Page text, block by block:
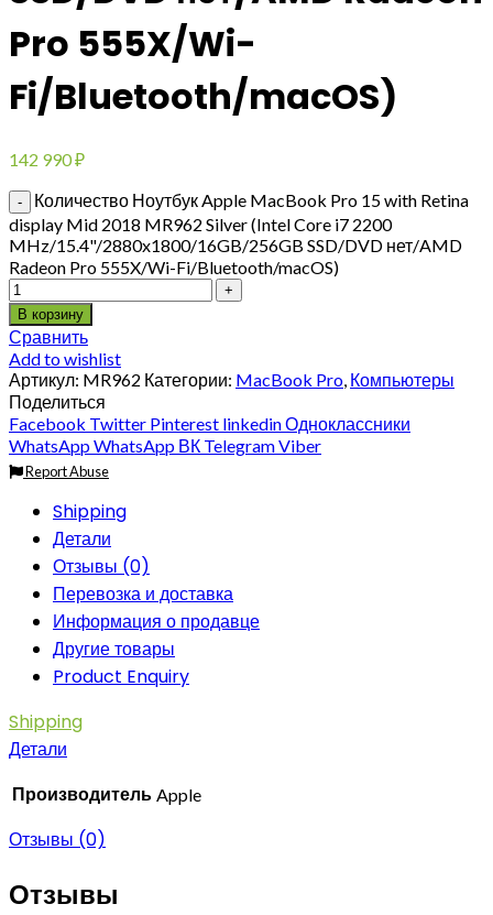
Pro 555X/Wi-
Fi/Bluetooth/macOS)
142 990₽
Количество Ноутбук Apple MacBook Pro 15 with Retina
display Mid 2018 MR962 Silver (Intel Core i7 2200
MHz/15.4"/2880x1800/16GB/256GB SSD/DVD нет/AMD
Radeon Pro 555X/Wi-Fi/Bluetooth/macOS)
В корзину
Сравнить
Add to wishlist
Артикул: MR962 Категории: MacBook Pro, Компьютеры
Поделиться
Facebook Twitter Pinterest linkedinОдноклассники
WhatsAppWhatsApp ВК TelegramViber
Report Abuse
Shipping
Детали
Отзывы (0)
Перевозка и доставка
Информация о продавце
Другие товары
Product Enquiry
Shipping
Детали
Производитель Apple
Отзывы (0)
Отзывы